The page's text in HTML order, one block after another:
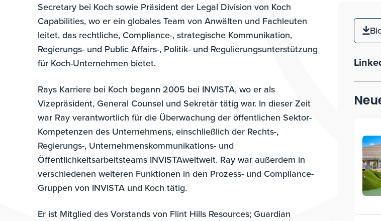
Secretary bei Koch sowie Präsident der Legal Division von Koch
Capabilities, wo er ein globales Team von Anwälten und Fachleuten
leitet, das rechtliche, Compliance-, strategische Kommunikation,
Regierungs- und Public Affairs-, Politik- und Regulierungsunterstützung
für Koch-Unternehmen bietet.
Rays Karriere bei Koch begann 2005 bei INVISTA, wo er als
Vizepräsident, General Counsel und Sekretär tätig war. In dieser Zeit
war Ray verantwortlich für die Überwachung der öffentlichen Sektor-
Kompetenzen des Unternehmens, einschließlich der Rechts-,
Regierungs-, Unternehmenskommunikations- und
Öffentlichkeitsarbeitsteams INVISTAweltweit. Ray war außerdem in
verschiedenen weiteren Funktionen in den Prozess- und Compliance-
Gruppen von INVISTA und Koch tätig.
Er ist Mitglied des Vorstands von Flint Hills Resources; Guardian